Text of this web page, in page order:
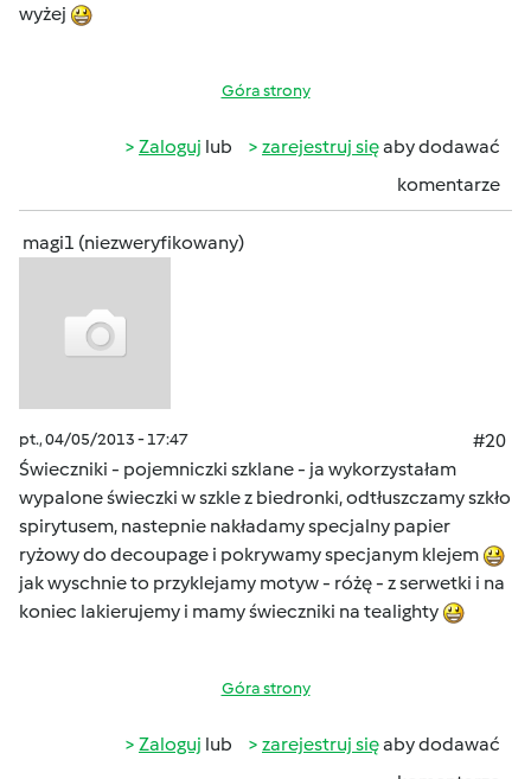
wyżej
Góra strony
Zaloguj lub zarejestruj sięaby dodawać
komentarze
magi1 (niezweryfikowany)
pt., 04/05/2013 - 17:47
#20
Świeczniki - pojemniczki szklane - ja wykorzystałam
wypalone świeczki w szkle z biedronki, odtłuszczamy szkło
spirytusem, nastepnie nakładamy specjalny papier
ryżowy do decoupage i pokrywamy specjanym klejem
jak wyschnie to przyklejamy motyw - różę - z serwetki i na
koniec lakierujemy i mamy świeczniki na tealighty
Góra strony
Zaloguj lub zarejestruj sięaby dodawać